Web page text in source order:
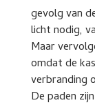
gevolg van
licht nodig,
Maar
omdat de
verbranding
De paden